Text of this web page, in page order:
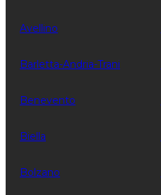
Avellino
Barletta-Andria-Trani
Benevento
Biella
Bolzano